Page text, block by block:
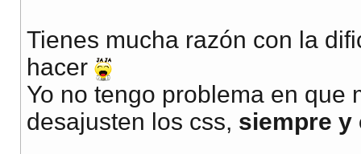
Tienes mucha razón con la
hacer
Yo no tengo problema en que
desajusten los css, siempre y